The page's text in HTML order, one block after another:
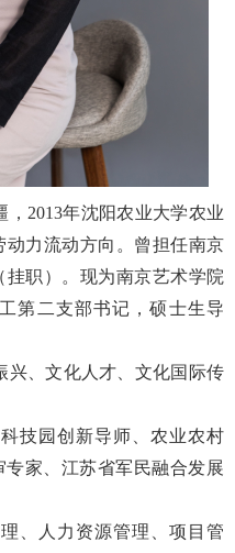
，2013年沈阳农业大学农业
力流动方向。曾担任南京
职）。现为南京艺术学院
第二支部书记，硕士生导
兴、文化人才、文化国际传
技园创新导师、农业农村
家、江苏省军民融合发展
理、人力资源管理、项目管